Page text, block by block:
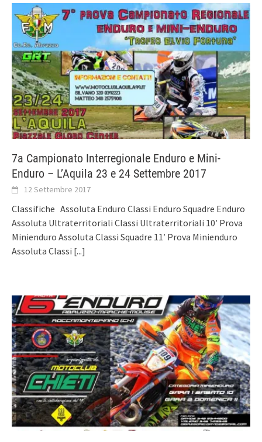
7a Campionato Interregionale Enduro e Mini-
Enduro – L’Aquila 23 e 24 Settembre 2017
12 Settembre 2017
Classifiche Assoluta Enduro Classi Enduro Squadre Enduro
Assoluta Ultraterritoriali Classi Ultraterritoriali 10′ Prova
Minienduro Assoluta Classi Squadre 11′ Prova Minienduro
Assoluta Classi [...]